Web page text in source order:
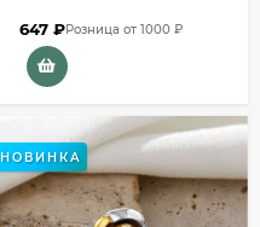
647 ₽Розница от 1000 ₽
НОВИНКА